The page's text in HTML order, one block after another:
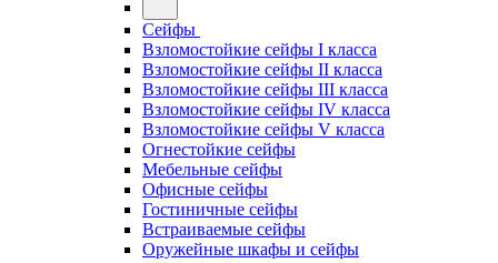
Сейфы
Взломостойкие сейфы I класса
Взломостойкие сейфы II класса
Взломостойкие сейфы III класса
Взломостойкие сейфы IV класса
Взломостойкие сейфы V класса
Огнестойкие сейфы
Мебельные сейфы
Офисные сейфы
Гостиничные сейфы
Встраиваемые сейфы
Оружейные шкафы и сейфы